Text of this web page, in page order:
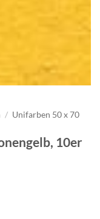
/ Unifarben 50 x 70
10er